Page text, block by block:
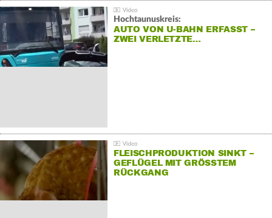
Hochtaunuskreis:
AUTO VON U-BAHN ERFASST –
ZWEI VERLETZTE…
FLEISCHPRODUKTION SINKT –
GEFLÜGEL MIT GRÖSSTEM R
ÜCKGANG